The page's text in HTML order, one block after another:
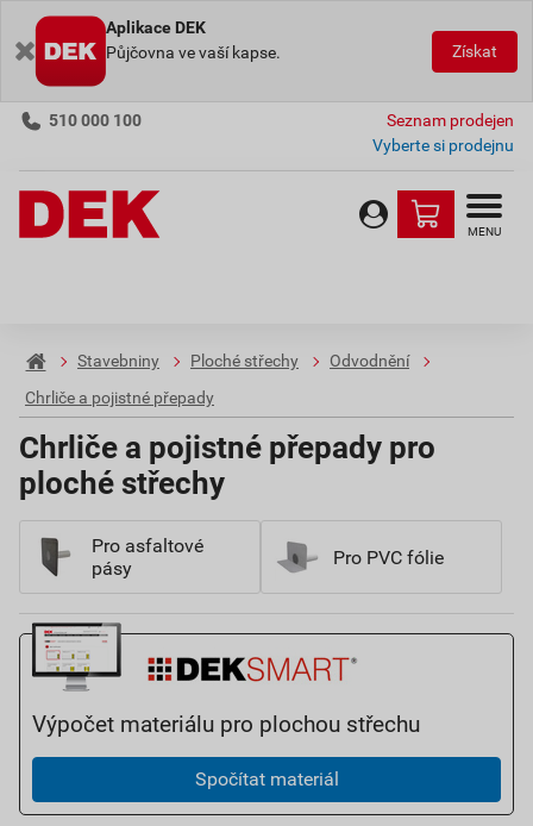
Aplikace DEK
Půjčovna ve vaší kapse.
Získat
510 000 100
Seznam prodejen
Vyberte si prodejnu
MENU
Stavebniny Ploché střechy
Odvodnění
Chrliče a pojistné přepady
Chrliče a pojistné přepady pro
ploché střechy
Pro asfaltové
pásy
Pro PVC fólie
Výpočet materiálu pro plochou střechu
Spočítat materiál